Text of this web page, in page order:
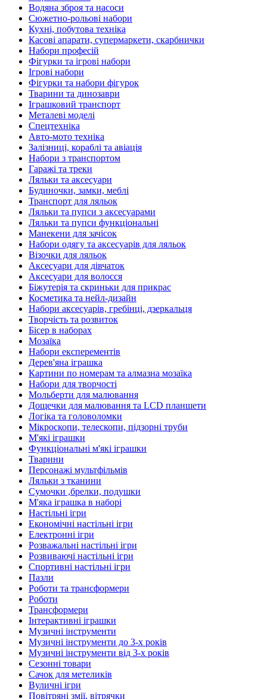
Водяна зброя та насоси
Сюжетно-рольові набори
Кухні, побутова техніка
Касові апарати, супермаркети, скарбнички
Набори професій
Фігурки та ігрові набори
Ігрові набори
Фігурки та набори фігурок
Тварини та динозаври
Іграшковий транспорт
Металеві моделі
Спецтехніка
Авто-мото техніка
Залізниці, кораблі та авіація
Набори з транспортом
Гаражі та треки
Ляльки та аксесуари
Будиночки, замки, меблі
Транспорт для ляльок
Ляльки та пупси з аксесуарами
Ляльки та пупси функціональні
Манекени для зачісок
Набори одягу та аксесуарів для ляльок
Візочки для ляльок
Аксесуари для дівчаток
Аксесуари для волосся
Біжутерія та скриньки для прикрас
Косметика та нейл-дизайн
Набори аксесуарів, гребінці, дзеркальця
Творчість та розвиток
Бісер в наборах
Мозаїка
Набори експерементів
Дерев'яна іграшка
Картини по номерам та алмазна мозаїка
Набори для творчості
Мольберти для малювання
Дощечки для малювання та LCD планшети
Логіка та головоломки
Мікроскопи, телескопи, підзорні труби
М'які іграшки
Функціональні м'які іграшки
Тварини
Персонажі мультфільмів
Ляльки з тканини
Сумочки ,брелки, подушки
М'яка іграшка в наборі
Настільні ігри
Економічні настільні ігри
Електронні ігри
Розважальні настільні ігри
Розвиваючі настільні ігри
Спортивні настільні ігри
Пазли
Роботи та трансформери
Роботи
Трансформери
Інтерактивні іграшки
Музичні інструменти
Музичні інструменти до 3-х років
Музичні інструменти від 3-х років
Сезонні товари
Сачок для метеликів
Вуличні ігри
Повітряні змії, вітрячки